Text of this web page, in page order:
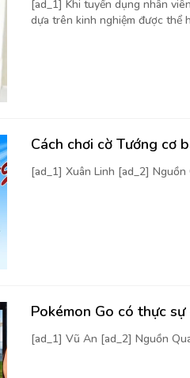
[ad_1] Khi tuyển dụng nhân
dựa trên kinh nghiệm được thể
Cách chơi cờ Tướng cơ
[ad_1] Xuân Linh [ad_2] Nguồn
Pokémon Go có thực
[ad_1] Vũ An [ad_2] Nguồn